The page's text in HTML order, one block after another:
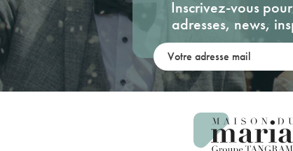
Inscrivez-vous
adresses, news,
Votre adresse mail: